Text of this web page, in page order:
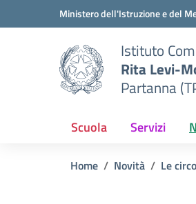
Vai ai contenuti
Vai al menu di navigazioneMinistero dell'Istruzione e del
Istituto
Rita Levi-
Partanna
Scuola Servizi
Home Novità Le